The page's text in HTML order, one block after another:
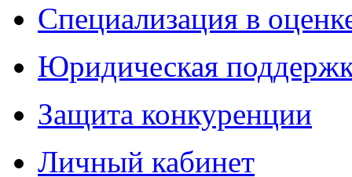
Специализация в
Юридическая
Защита конкуренции
Личный кабинет